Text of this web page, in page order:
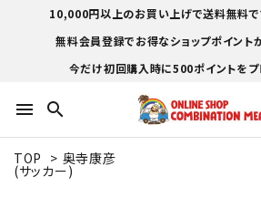
10,000円以上のお買い上げで送料無料で
無料会員登録でお得なショップポイントが
今だけ初回購入時に500ポイントをプ
menu search
TOP > 奥寺康彦
(サッカー)